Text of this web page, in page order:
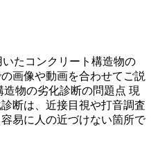
たコンクリート構造物の
画像や動画を合わせてご説
物の劣化診断の問題点 現
断は、近接目視や打音調査
易に人の近づけない箇所で